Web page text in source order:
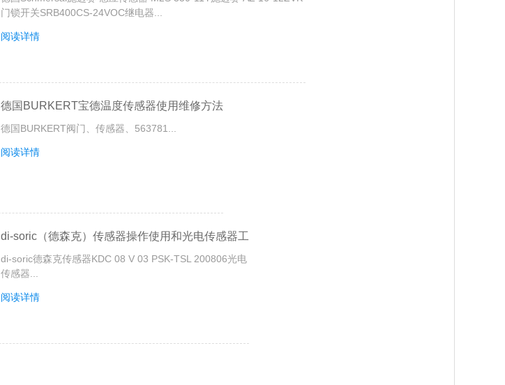
门锁开关SRB400CS-24VOC继电器...
阅读详情
德国BURKERT宝德温度传感器使用维修方法
德国BURKERT阀门、传感器、563781...
阅读详情
di-soric（德森克）传感器操作使用和光电传感器工
di-soric德森克传感器KDC 08 V 03 PSK-TSL 200806光电
传感器...
阅读详情